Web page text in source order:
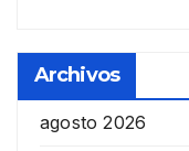
Archivos
agosto 2026